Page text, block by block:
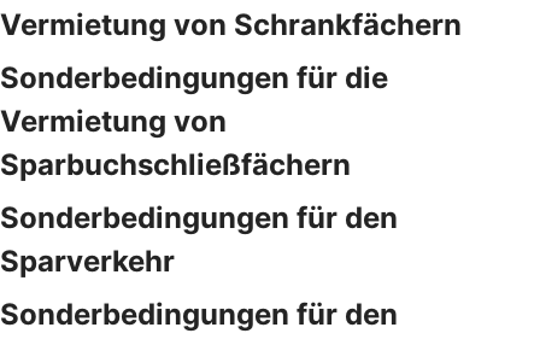
Vermietung von Schrankfächern
Sonderbedingungen für die
Vermietung von
Sparbuchschließfächern
Sonderbedingungen für den
Sparverkehr
Sonderbedingungen für den